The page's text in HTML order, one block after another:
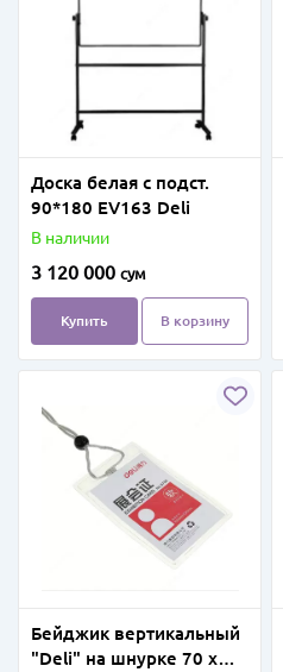
Доска белая с подст.
90*180 EV163 Deli
В наличии
3 120 000 сум
Купить В корзину
Бейджик вертикальный
"Deli" на шнурке 70 х